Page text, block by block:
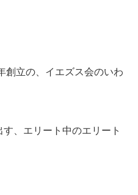
創立の、イエズス会のいわ
、エリート中のエリート